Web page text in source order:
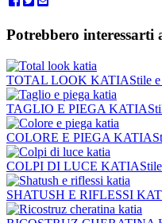
Potrebbero interessarti
TOTAL LOOK KATIAStile
TAGLIO E PIEGA KATIA
COLORE E PIEGA KATIA
COLPI DI LUCE KATIA
SHATUSH E RIFLESSI